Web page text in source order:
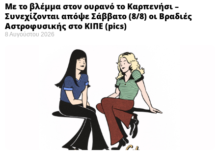
Με το βλέμμα στον ουρανό το Καρπενήσι –
Συνεχίζονται απόψε Σάββατο (8/8) οι Βραδιές
Αστροφυσικής στο ΚΙΠΕ (pics)
8 Αυγούστου 2026